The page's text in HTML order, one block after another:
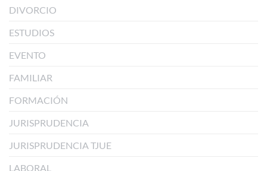
DIVORCIO
ESTUDIOS
EVENTO
FAMILIAR
FORMACIÓN
JURISPRUDENCIA
JURISPRUDENCIA TJUE
LABORAL